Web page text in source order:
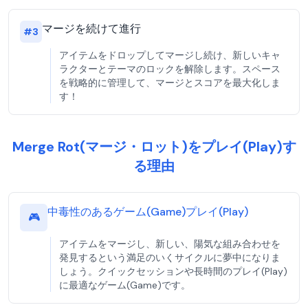
#3 マージを続けて進行
アイテムをドロップしてマージし続け、新しいキャ
ラクターとテーマのロックを解除します。スペース
を戦略的に管理して、マージとスコアを最大化しま
す！
Merge Rot(マージ・ロット)をプレイ(Play)す
る理由
🎮 中毒性のあるゲーム(Game)プレイ(Play)
アイテムをマージし、新しい、陽気な組み合わせを
発見するという満足のいくサイクルに夢中になりま
しょう。クイックセッションや長時間のプレイ(Play)
に最適なゲーム(Game)です。